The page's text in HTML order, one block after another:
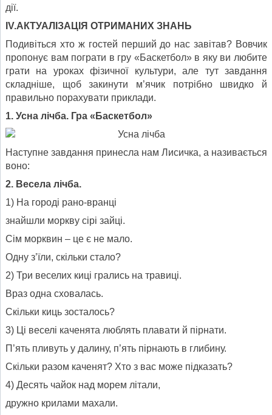
дії.
V.АКТУАЛІЗАЦІЯ ОТРИМАНИХ ЗНАНЬ
Подивіться хто ж гостей перший до нас завітав? Вовчик
пропонує вам пограти в гру «Баскетбол» в яку ви любите
грати на уроках фізичної культури, але тут завдання
складніше, щоб закинути м’ячик потрібно швидко й
правильно порахувати приклади.
1. Усна лічба. Гра «Баскетбол»
Наступне завдання принесла нам Лисичка, а називається
воно:
2. Весела лічба.
1) На городі рано-вранці
знайшли моркву сірі зайці.
Сім морквин – це є не мало.
Одну з’їли, скільки стало?
2) Три веселих киці грались на травиці.
Враз одна сховалась.
Скільки киць зосталось?
3) Ці веселі каченята люблять плавати й пірнати.
П’ять пливуть у далину, п’ять пірнають в глибину.
Скільки разом каченят? Хто з вас може підказать?
4) Десять чайок над морем літали,
дружно крилами махали.